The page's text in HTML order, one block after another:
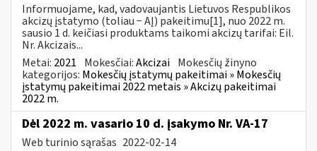
Informuojame, kad, vadovaujantis Lietuvos Respublikos
akcizų įstatymo (toliau − AĮ) pakeitimu[1], nuo 2022 m.
sausio 1 d. keičiasi produktams taikomi akcizų tarifai: Eil.
Nr. Akcizais...
Metai: 2021 Mokesčiai:Akcizai Mokesčių žinyno
kategorijos: Mokesčių įstatymų pakeitimai » Mokesčių
įstatymų pakeitimai 2022 metais » Akcizų pakeitimai
2022 m.
Dėl 2022 m. vasario 10 d. įsakymo Nr. VA-17
Web turinio sąrašas 2022-02-14